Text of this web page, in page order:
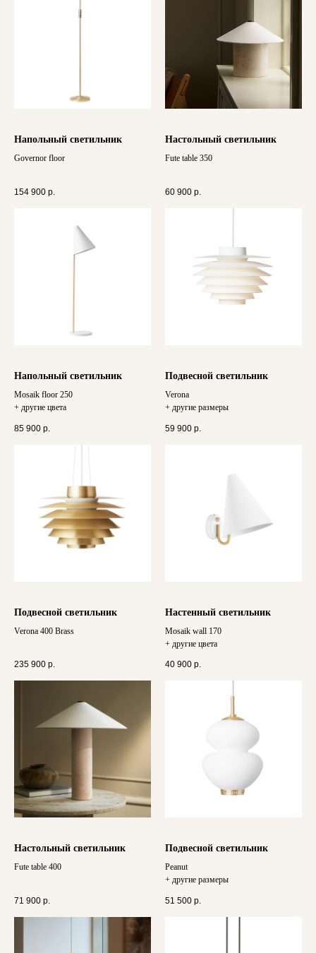
Напольный светильник
Governor floor
154 900 р.
Настольный светильник
Fute table 350
60 900 р.
Напольный светильник
Mosaik floor 250
+ другие цвета
85 900 р.
Подвесной светильник
Verona
+ другие размеры
59 900 р.
Подвесной светильник
Verona 400 Brass
235 900 р.
Настенный светильник
Mosaik wall 170
+ другие цвета
40 900 р.
Настольный светильник
Fute table 400
71 900 р.
Подвесной светильник
Peanut
+ другие размеры
51 500 р.